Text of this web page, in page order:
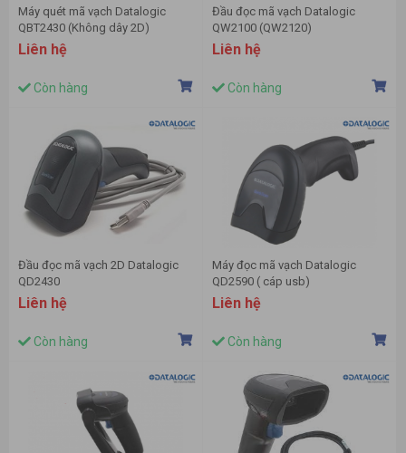
Máy quét mã vạch Datalogic
QBT2430 (Không dây 2D)
Liên hệ
Còn hàng
Đầu đọc mã vạch Datalogic
QW2100 (QW2120)
Liên hệ
Còn hàng
Đầu đọc mã vạch 2D Datalogic
QD2430
Liên hệ
Còn hàng
Máy đọc mã vạch Datalogic
QD2590 ( cáp usb)
Liên hệ
Còn hàng